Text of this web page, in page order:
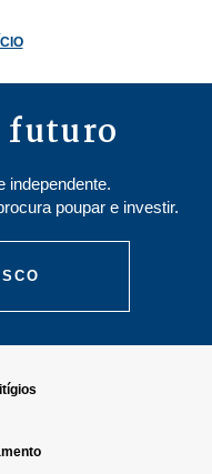
independente.
poupar e investir.